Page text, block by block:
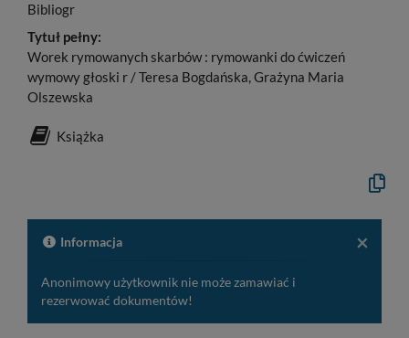
Bibliogr
Tytuł pełny:
Worek rymowanych skarbów : rymowanki do ćwiczeń
wymowy głoski r / Teresa Bogdańska, Grażyna Maria
Olszewska
Książka
Kopiuj
do
×
Informacja
Anonimowy użytkownik nie może zamawiać i
rezerwować dokumentów!